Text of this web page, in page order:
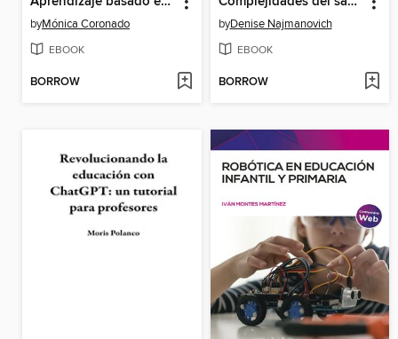
byMónica Coronado
EBOOK
BORROW
byDenise Najmanovich
EBOOK
BORROW